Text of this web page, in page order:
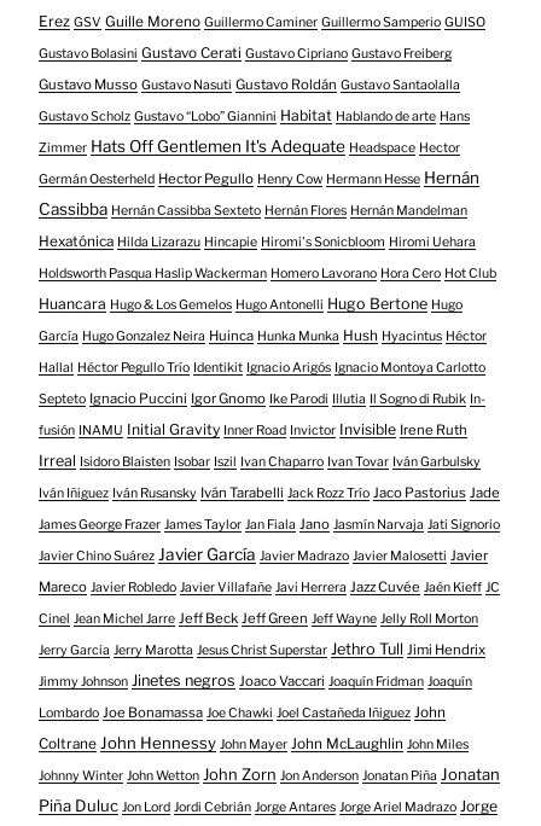
Erez GSV Guille Moreno Guillermo Caminer Guillermo Samperio GUISO
Gustavo Bolasini Gustavo Cerati Gustavo Cipriano Gustavo Freiberg
Gustavo Musso Gustavo Nasuti Gustavo Roldán Gustavo Santaolalla
Gustavo Scholz Gustavo “Lobo” Giannini Habitat Hablando de arte Hans
Zimmer Hats Off Gentlemen It's Adequate Headspace Hector
Germán Oesterheld Hector Pegullo Henry Cow Hermann Hesse Hernán
Cassibba Hernán Cassibba Sexteto Hernán Flores Hernán Mandelman
Hexatónica Hilda Lizarazu Hincapie Hiromi's Sonicbloom Hiromi Uehara
Holdsworth Pasqua Haslip Wackerman Homero Lavorano Hora Cero Hot Club
Huancara Hugo & Los Gemelos Hugo Antonelli Hugo Bertone Hugo
García Hugo Gonzalez Neira Huinca Hunka Munka Hush Hyacintus Héctor
Hallal
Héctor Pegullo Trío Identikit Ignacio Arigós Ignacio Montoya Carlotto
Septeto Ignacio Puccini Igor Gnomo Ike Parodi Illutia Il Sogno di Rubik In-
fusión INAMU Initial Gravity Inner Road Invictor Invisible Irene Ruth
Irreal Isidoro Blaisten Isobar Iszil Ivan Chaparro Ivan Tovar Iván Garbulsky
Iván Iñiguez Iván Rusansky Iván Tarabelli Jack Rozz Trío Jaco Pastorius Jade
James George Frazer James Taylor Jan Fiala Jano Jasmín Narvaja Jati Signorio
Javier Chino Suárez Javier García Javier Madrazo Javier Malosetti Javier
Mareco Javier Robledo Javier Villafañe Javi Herrera Jazz Cuvée Jaén Kieff JC
Cinel Jean Michel Jarre Jeff Beck Jeff Green Jeff Wayne Jelly Roll Morton
Jerry Garcia Jerry Marotta Jesus Christ Superstar Jethro Tull Jimi Hendrix
Jimmy Johnson Jinetes negros Joaco Vaccari Joaquín Fridman Joaquín
Lombardo Joe Bonamassa Joe Chawki Joel Castañeda Iñiguez John
Coltrane John Hennessy John Mayer John McLaughlin John Miles
Johnny Winter John Wetton John Zorn Jon Anderson Jonatan Piña Jonatan
Piña Duluc Jon Lord Jordi Cebrián Jorge Antares Jorge Ariel Madrazo Jorge